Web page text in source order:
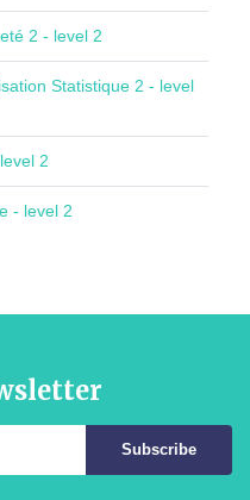
2 - level 2
Statistique 2 - level
2
- level 2
Subscribe